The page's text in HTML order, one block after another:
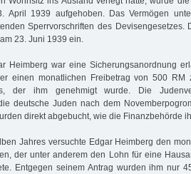
April 1939 aufgehoben. Das Vermögen
Sperrvorschriften des Devisengesetzes.
23. Juni 1939 ein.
Heimberg war eine Sicherungsanordnung
einen monatlichen Freibetrag von 500 RM
der ihm genehmigt wurde. Die
deutsche Juden nach dem
direkt abgebucht, wie die Finanzbehörde
Jahres versuchte Edgar Heimberg den
der unter anderem den Lohn für eine
Entgegen seinem Antrag wurden ihm nur